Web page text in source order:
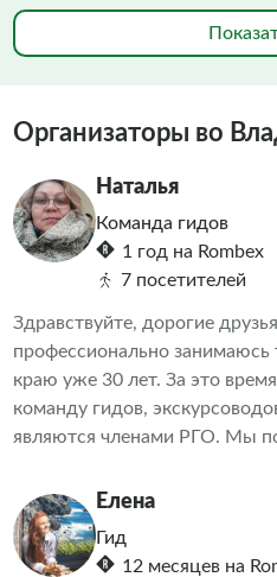
Организаторы во
Наталья
Команда гидов
1 год на Rombex
7 посетителей
Здравствуйте, дорогие
профессионально
краю уже 30 лет. За это
команду гидов,
являются членами РГО. Мы
девственной природой,
морем, рассветами и
и заповедники, город и горы,
Елена
Гид
12 месяцев на